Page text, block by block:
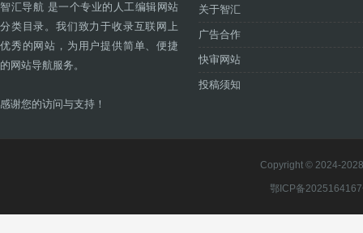
智汇导航 是一个专业的人工编辑网站
分类目录。我们致力于收录互联网上
优秀的网站，为用户提供简单、便捷
的网站导航服务。
感谢您的访问与支持！
关于智汇
广告合作
快审网站
投稿须知
Copyright © 2024-
鄂ICP备